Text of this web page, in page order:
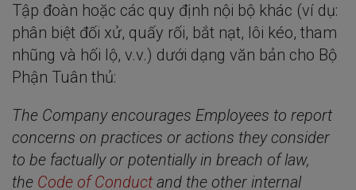
Tập đoàn hoặc các quy định nội bộ khác (ví dụ:
phân biệt đối xử, quấy rối, bắt nạt, lôi kéo, tham
nhũng và hối lộ, v.v.) dưới dạng văn bản cho Bộ
Phận Tuân thủ:
The Company encourages Employees to report
concerns on practices or actions they consider
to be factually or potentially in breach of law,
the Code of Conduct and the other internal